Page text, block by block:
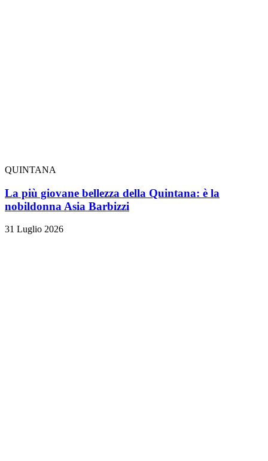
QUINTANA
La più giovane bellezza della Quintana: è la
nobildonna Asia Barbizzi
31 Luglio 2026